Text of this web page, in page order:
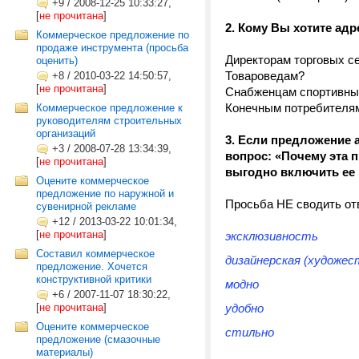
+9 / 2008-12-25 10:33:27,
[не прочитана]
Коммерческое предложение по
продаже инструмента (просьба
оценить)
+8 / 2010-03-22 14:50:57,
[не прочитана]
Коммерческое предложение к
руководителям строительных
организаций
+3 / 2008-07-28 13:34:39,
[не прочитана]
Оцените коммерческое
предложение по наружной и
сувенирной рекламе
+12 / 2013-03-22 10:01:34,
[не прочитана]
Составил коммерческое
предложение. Хочется
конструктивной критики
+6 / 2007-11-07 18:30:22,
[не прочитана]
Оцените коммерческое
предложение (смазочные
материалы)
2. Кому Вы хотите
Директорам торговых
Товароведам?
Снабженцам
Конечным
3. Если предложение
вопрос: «Почему эта
выгодно включить ее
Просьба НЕ сводить
эксклюзивность
дизайнерская
модно
удобно
стильно